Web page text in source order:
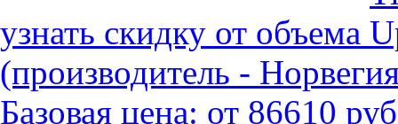
узнать скидку от объема
(производитель -
Базовая цена: от 86610